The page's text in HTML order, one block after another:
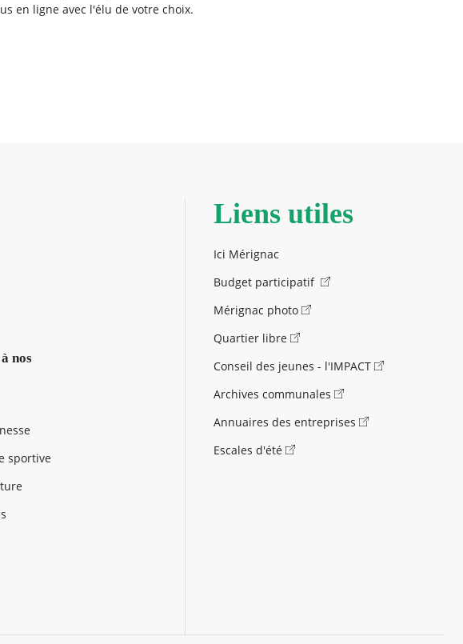
en ligne avec l'élu de votre choix.
nos
sportive
Liens utiles
Ici Mérignac
Budget participatif
Mérignac photo
Quartier libre
Conseil des jeunes - l'IMPACT
Archives communales
Annuaires des entreprises
Escales d'été